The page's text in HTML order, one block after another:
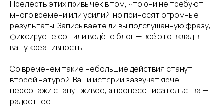
Прелесть этих привычек в том, что они не требуют
много времени или усилий, но приносят огромные
результаты. Записываете ли вы подслушанную фразу,
фиксируете сон или ведёте блог — всё это вклад в
вашу креативность.
Со временем такие небольшие действия станут
второй натурой. Ваши истории зазвучат ярче,
персонажи станут живее, а процесс писательства —
радостнее.